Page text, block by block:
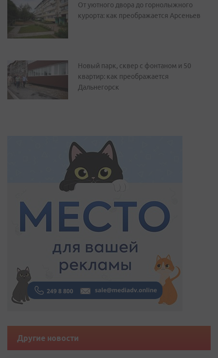
От уютного двора до горнолыжного
курорта: как преображается Арсеньев
Новый парк, сквер с фонтаном и 50
квартир: как преображается
Дальнегорск
Другие новости